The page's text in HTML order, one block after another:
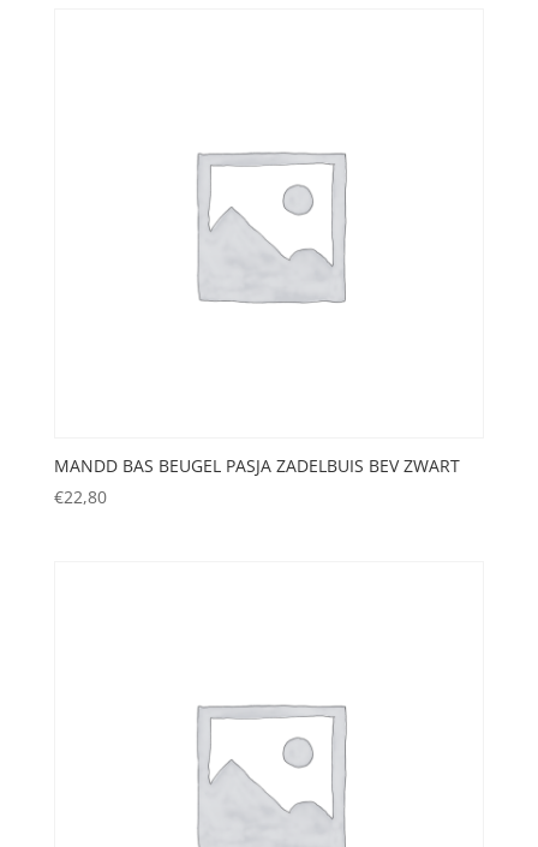
MANDD BAS BEUGEL PASJA ZADELBUIS BEV ZWART
€22,80